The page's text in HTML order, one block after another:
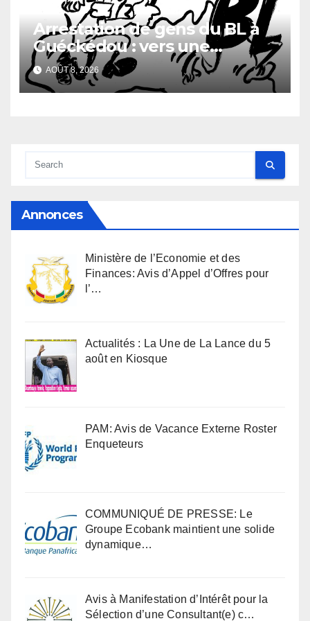
Arrestation de gens du BL à
Guéckédou : vers une
démission des conseillés du
parti à Ouendé-Kénéma ?
AOÛT 8, 2026
Annonces
Ministère de l’Economie et des
Finances: Avis d’Appel d’Offres pour
l’…
Actualités : La Une de La Lance du 5
août en Kiosque
PAM: Avis de Vacance Externe Roster
Enqueteurs
COMMUNIQUÉ DE PRESSE: Le
Groupe Ecobank maintient une solide
dynamique…
Avis à Manifestation d’Intérêt pour la
Sélection d’une Consultant(e) c…